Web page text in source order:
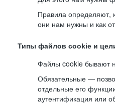
Правила определяют,
они нам нужны и как
Типы файлов cookie и
Файлы cookie бывают
Обязательные —
отдельные его
аутентификация или